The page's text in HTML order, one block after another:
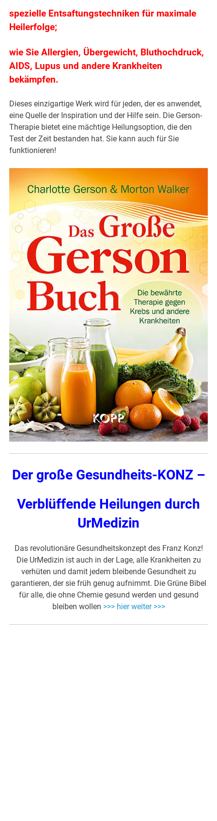
spezielle Entsaftungstechniken für maximale
Heilerfolge;
wie Sie Allergien, Übergewicht, Bluthochdruck,
AIDS, Lupus und andere Krankheiten
bekämpfen.
Dieses einzigartige Werk wird für jeden, der es anwendet,
eine Quelle der Inspiration und der Hilfe sein. Die Gerson-
Therapie bietet eine mächtige Heilungsoption, die den
Test der Zeit bestanden hat. Sie kann auch für Sie
funktionieren!
Der große Gesundheits-KONZ –
Verblüffende Heilungen durch
UrMedizin
Das revolutionäre Gesundheitskonzept des Franz Konz!
Die UrMedizin ist auch in der Lage, alle Krankheiten zu
verhüten und damit jedem bleibende Gesundheit zu
garantieren, der sie früh genug aufnimmt. Die Grüne Bibel
für alle, die ohne Chemie gesund werden und gesund
bleiben wollen >>> hier weiter >>>